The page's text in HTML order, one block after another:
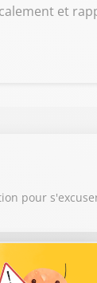
et
pour